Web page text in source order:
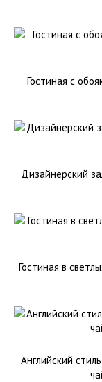
Гостиная с
Дизайнерский
Гостиная в
Английский